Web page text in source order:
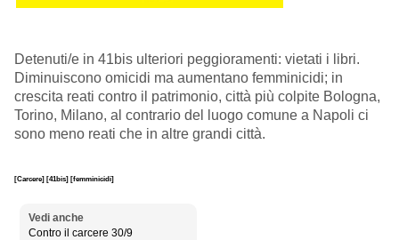
Detenuti/e in 41bis ulteriori peggioramenti: vietati i libri.
Diminuiscono omicidi ma aumentano femminicidi; in
crescita reati contro il patrimonio, città più colpite Bologna,
Torino, Milano, al contrario del luogo comune a Napoli ci
sono meno reati che in altre grandi città.
[Carcere] [41bis] [femminicidi]
Vedi anche
Contro il carcere 30/9